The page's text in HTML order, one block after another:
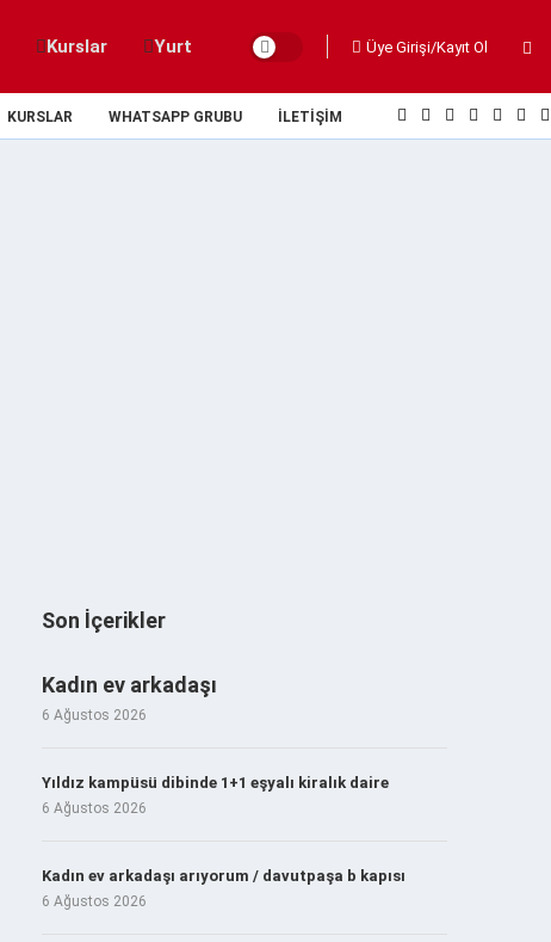
Kurslar Yurt Üye Girişi/Kayıt Ol
KURSLAR WHATSAPP GRUBU İLETIŞIM
Son İçerikler
Kadın ev arkadaşı
6 Ağustos 2026
Yıldız kampüsü dibinde 1+1 eşyalı kiralık daire
6 Ağustos 2026
Kadın ev arkadaşı arıyorum / davutpaşa b kapısı
6 Ağustos 2026